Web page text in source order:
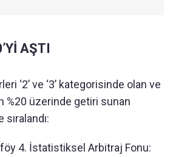
AŞTI
‘2’ ve ‘3’ kategorisinde olan ve
%20 üzerinde getiri sunan
4. İstatistiksel Arbitraj Fonu: